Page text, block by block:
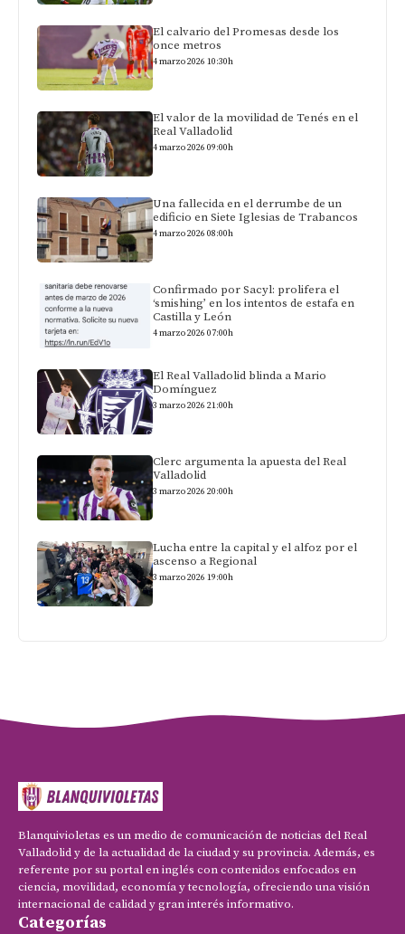
El calvario del Promesas desde los
once metros
4 marzo 2026 10:30h
El valor de la movilidad de Tenés en el
Real Valladolid
4 marzo 2026 09:00h
Una fallecida en el derrumbe de un
edificio en Siete Iglesias de Trabancos
4 marzo 2026 08:00h
Confirmado por Sacyl: prolifera el
‘smishing’ en los intentos de estafa en
Castilla y León
4 marzo 2026 07:00h
El Real Valladolid blinda a Mario
Domínguez
3 marzo 2026 21:00h
Clerc argumenta la apuesta del Real
Valladolid
3 marzo 2026 20:00h
Lucha entre la capital y el alfoz por el
ascenso a Regional
3 marzo 2026 19:00h
Blanquivioletas es un medio de comunicación de noticias del Real
Valladolid y de la actualidad de la ciudad y su provincia. Además, es
referente por su portal en inglés con contenidos enfocados en
ciencia, movilidad, economía y tecnología, ofreciendo una visión
internacional de calidad y gran interés informativo.
Categorías